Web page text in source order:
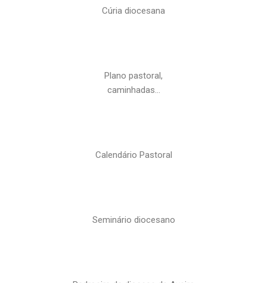
Cúria diocesana
Plano pastoral,
caminhadas…
Calendário Pastoral
Seminário diocesano